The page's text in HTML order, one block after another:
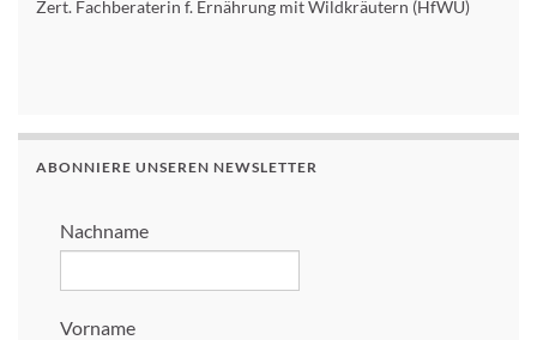
Zert. Fachberaterin f. Ernährung mit Wildkräutern (HfWU)
ABONNIERE UNSEREN NEWSLETTER
Nachname
Vorname